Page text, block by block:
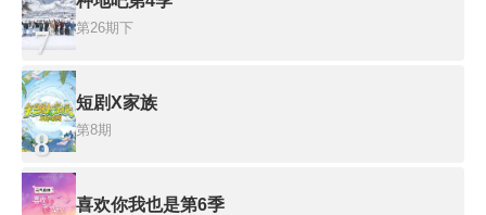
7 第26期下
8
短剧X家族
第8期
喜欢你我也是第6季